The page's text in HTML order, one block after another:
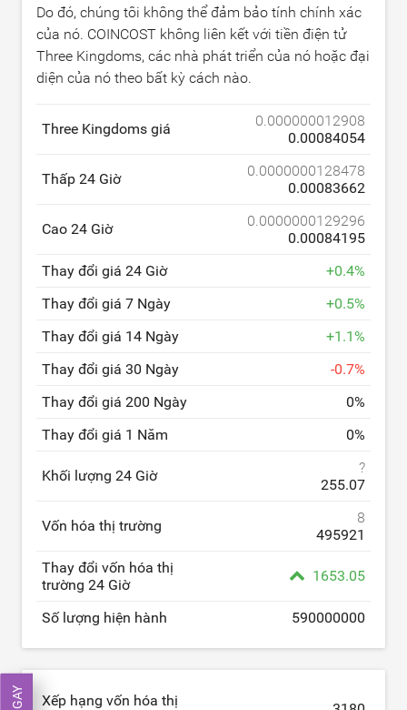
Do đó, chúng tôi không thể đảm bảo tính chính xác
của nó. COINCOST không liên kết với tiền điện tử
Three Kingdoms, các nhà phát triển của nó hoặc đại
diện của nó theo bất kỳ cách nào.
Three Kingdoms giá
0.000000012908
0.00084054
Thấp 24 Giờ
0.0000000128478
0.00083662
Cao 24 Giờ
0.0000000129296
0.00084195
Thay đổi giá 24 Giờ
+0.4%
Thay đổi giá 7 Ngày
+0.5%
Thay đổi giá 14 Ngày
+1.1%
Thay đổi giá 30 Ngày
-0.7%
Thay đổi giá 200 Ngày
0%
Thay đổi giá 1 Năm
0%
Khối lượng 24 Giờ
?
255.07
Vốn hóa thị trường
8
495921
Thay đổi vốn hóa thị
trường 24 Giờ
1653.05
Số lượng hiện hành 590000000
Xếp hạng vốn hóa thị